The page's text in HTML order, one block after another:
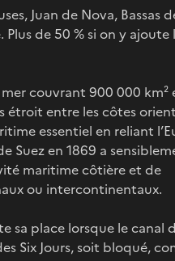
Juan de Nova, Bassas
de 50 % si on y ajoute
couvrant 900 000 km²
étroit entre les côtes
essentiel en reliant
Suez en 1869 a
maritime côtière et de
ou intercontinentaux.
sa place lorsque le canal
Six Jours, soit bloqué,